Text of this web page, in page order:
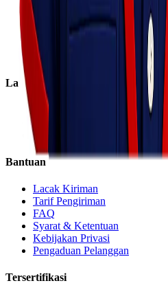
Visi & Misi
Sosial Perusahaan
Karir
Cabang
Informasi
Layanan
Regular
Eco
Bantuan
Lacak Kiriman
Tarif Pengiriman
FAQ
Syarat & Ketentuan
Kebijakan Privasi
Pengaduan Pelanggan
Tersertifikasi